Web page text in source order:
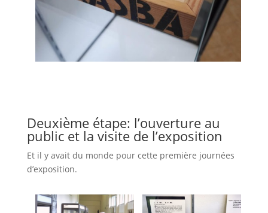
Deuxième étape: l’ouverture au
public et la visite de l’exposition
Et il y avait du monde pour cette première journées
d’exposition.